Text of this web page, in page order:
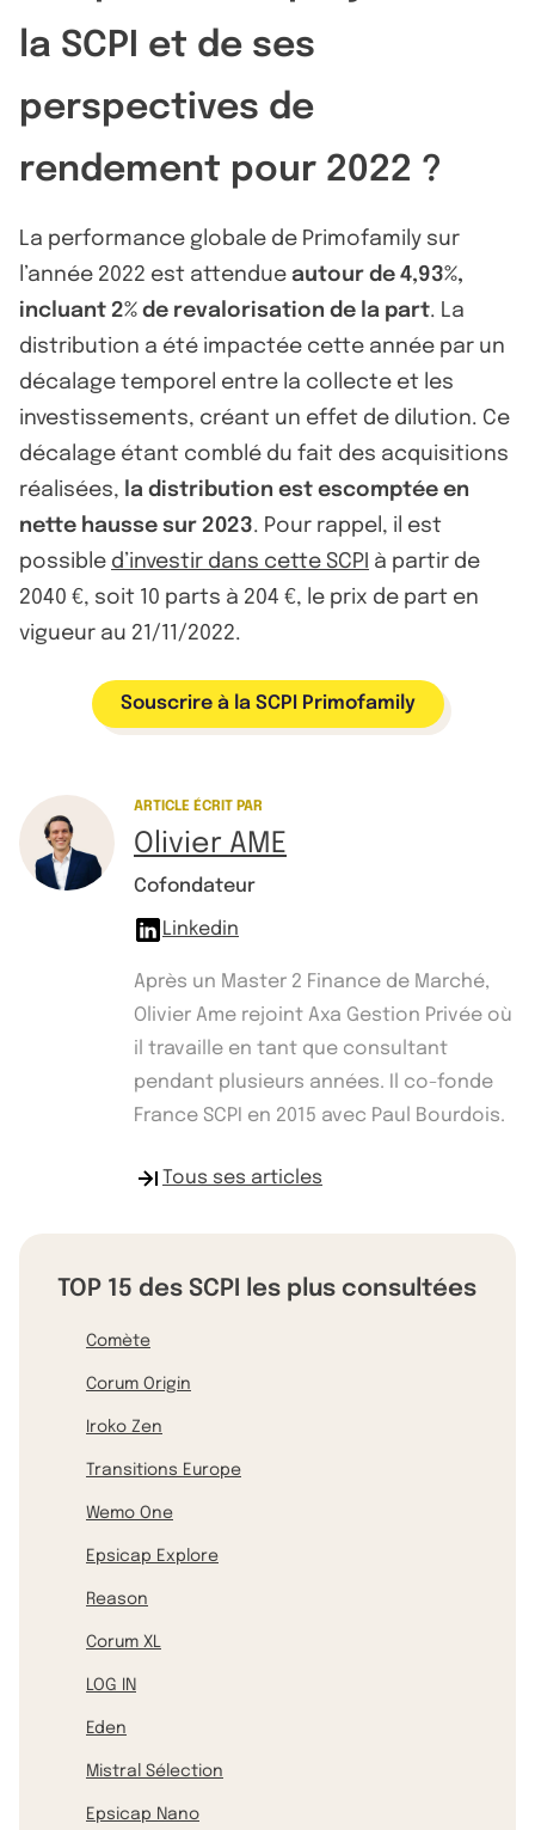
la SCPI et de ses
perspectives de
rendement pour 2022 ?
La performance globale de Primofamily sur
l’année 2022 est attendue autour de 4,93%,
incluant 2% de revalorisation de la part. La
distribution a été impactée cette année par un
décalage temporel entre la collecte et les
investissements, créant un effet de dilution. Ce
décalage étant comblé du fait des acquisitions
réalisées, la distribution est escomptée en
nette hausse sur 2023. Pour rappel, il est
possible d’investir dans cette SCPI à partir de
2040 €, soit 10 parts à 204 €, le prix de part en
vigueur au 21/11/2022.
Souscrire à la SCPI Primofamily
ARTICLE ÉCRIT PAR
Olivier AME
Cofondateur
Linkedin
Après un Master 2 Finance de Marché,
Olivier Ame rejoint Axa Gestion Privée où
il travaille en tant que consultant
pendant plusieurs années. Il co-fonde
France SCPI en 2015 avec Paul Bourdois.
Tous ses articles
TOP 15 des SCPI les plus consultées
Comète
Corum Origin
Iroko Zen
Transitions Europe
Wemo One
Epsicap Explore
Reason
Corum XL
LOG IN
Eden
Mistral Sélection
Epsicap Nano